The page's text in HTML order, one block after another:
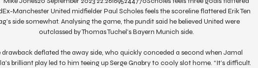
Manchester United midfielder Paul Scholes feels the scoreline flattered Erik Ten
side somewhat. Analysing the game, the pundit said he believed United were
outclassed by Thomas Tuchel’s Bayern Munich side.
drawback deflated the away side, who quickly conceded a second when Jamal
brilliant play led to him teeing up Serge Gnabry to cooly slot home. “It’s difficult.